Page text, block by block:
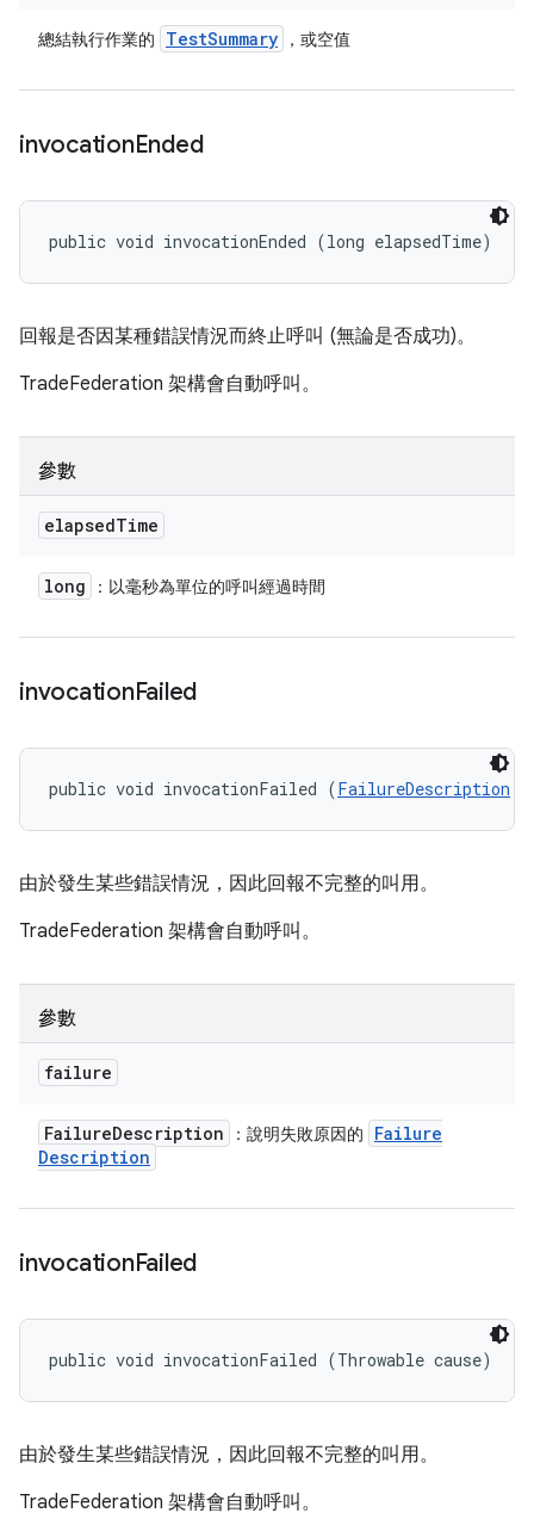
總結執行作業的 TestSummary ，或空值
invocationEnded
public void invocationEnded (long elapsedTime)
回報是否因某種錯誤情況而終止呼叫 (無論是否成功)。
TradeFederation 架構會自動呼叫。
參數
elapsedTime
long ：以毫秒為單位的呼叫經過時間
invocationFailed
public void invocationFailed (FailureDescription
由於發生某些錯誤情況，因此回報不完整的叫用。
TradeFederation 架構會自動呼叫。
參數
failure
FailureDescription ：說明失敗原因的
Failure
Description
invocationFailed
public void invocationFailed (Throwable cause)
由於發生某些錯誤情況，因此回報不完整的叫用。
TradeFederation 架構會自動呼叫。